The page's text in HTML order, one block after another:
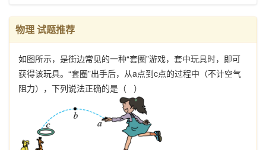
物理 试题推荐
如图所示，是街边常见的一种“套圈”游戏，套中玩具时，即可
获得该玩具。“套圈”出手后，从a点到c点的过程中（不计空气
阻力），下列说法正确的是（ ）